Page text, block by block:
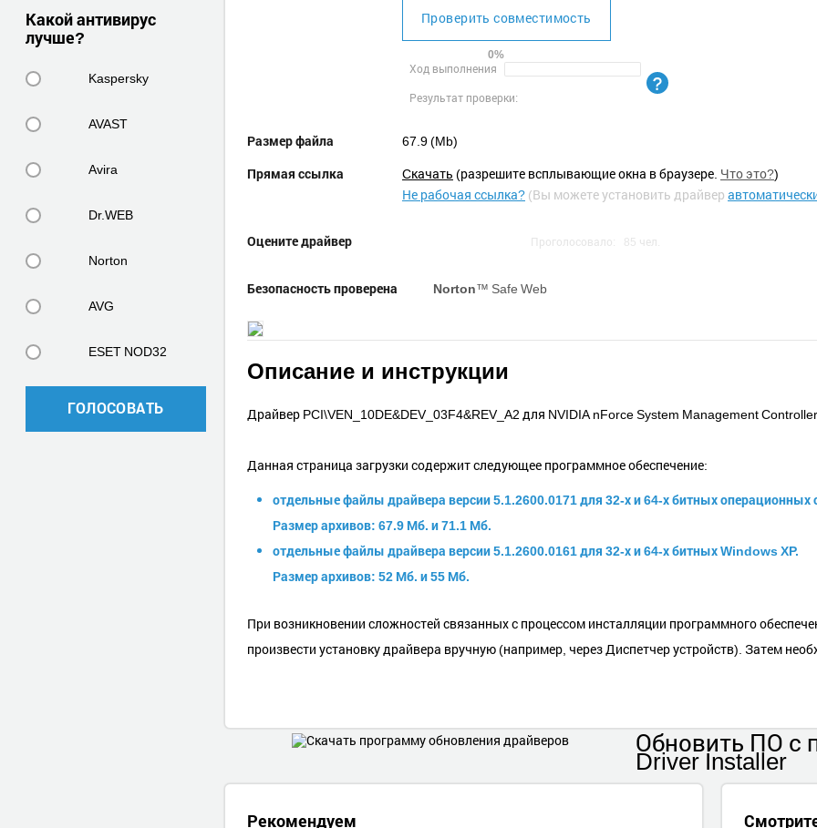
Какой антивирус
лучше?
Kaspersky
AVAST
Avira
Dr.WEB
Norton
AVG
ESET NOD32
ГОЛОСОВАТЬ
Проверить совместимость
Ход выполнения
0%
Результат проверки:
Размер файла
67.9 (Mb)
Прямая ссылка
Cкачать (разрешите всплывающие окна в браузере. Что это?)
Не рабочая ссылка? (Вы можете установить драйвер
Оцените драйвер Проголосовало: 85 чел.
Безопасность проверена Norton™ Safe Web
Описание и инструкции
Драйвер PCI\VEN_10DE&DEV_03F4&REV_A2 для NVIDIA nForce System Management
Данная страница загрузки содержит следующее программное обеспечение:
отдельные файлы драйвера версии 5.1.2600.0171 для 32-х и 64-х битных
Размер архивов: 67.9 Мб. и 71.1 Мб.
отдельные файлы драйвера версии 5.1.2600.0161 для 32-х и 64-х битных Windows XP.
Размер архивов: 52 Мб. и 55 Мб.
При возникновении сложностей связанных с процессом инсталляции программного
произвести установку драйвера вручную (например, через Диспетчер устройств). Затем
Обновить ПО с
Driver Installer
Рекомендуем